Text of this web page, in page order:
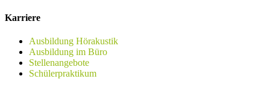
Karriere
Ausbildung Hörakustik
Ausbildung im Büro
Stellenangebote
Schülerpraktikum